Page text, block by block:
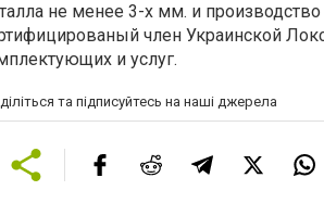
не менее 3-х мм. и
член Украинской
и услуг.
та підписуйтесь на наші джерела